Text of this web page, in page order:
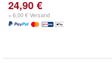
24,90 €
+ 6,00 € Versand